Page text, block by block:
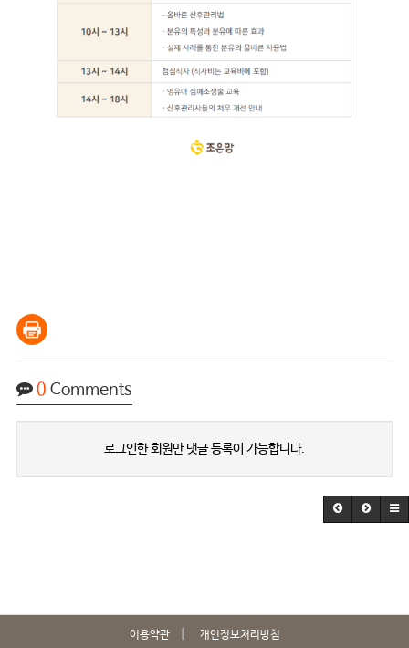
0 Comments
로그인한 회원만 댓글 등록이 가능합니다.
이용약관 개인정보처리방침